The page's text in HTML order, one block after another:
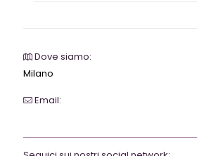
Dove siamo:
Milano
Email: